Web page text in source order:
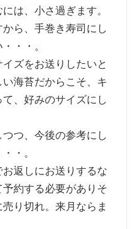
は、小さ過ぎます。
ら、手巻き寿司にし
・・。
ズをお送りしたいと
海苔だからこそ、キ
、好みのサイズにし
つ、今後の参考にし
・。
返しにお送りするな
約する必要がありそ
り切れ。来月ならま